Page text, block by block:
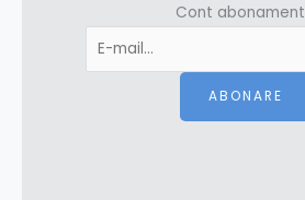
Cont abonament
ABONARE